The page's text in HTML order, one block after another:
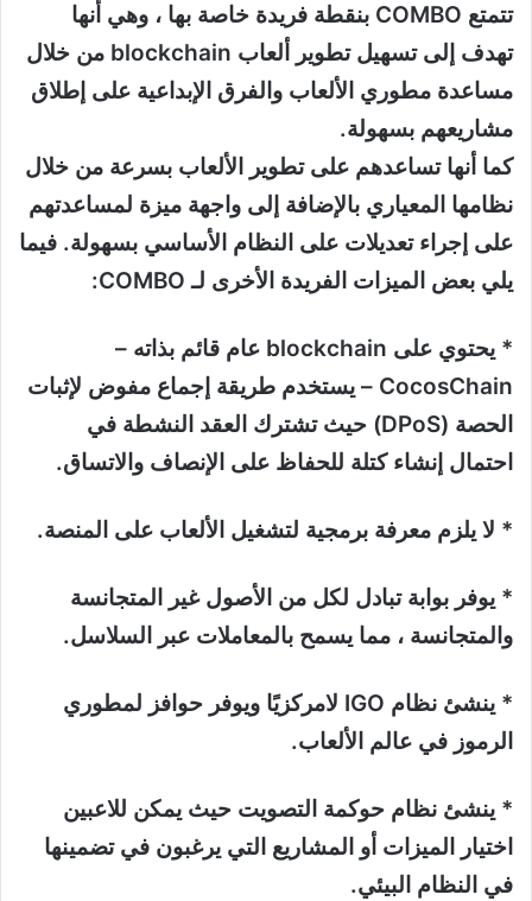
تتمتع COMBO بنقطة فريدة خاصة بها ، وهي أنها
تهدف إلى تسهيل تطوير ألعاب blockchain من خلال
مساعدة مطوري الألعاب والفرق الإبداعية على إطلاق
مشاريعهم بسهولة.
كما أنها تساعدهم على تطوير الألعاب بسرعة من خلال
نظامها المعياري بالإضافة إلى واجهة ميزة لمساعدتهم
على إجراء تعديلات على النظام الأساسي بسهولة. فيما
يلي بعض الميزات الفريدة الأخرى لـ COMBO:
* يحتوي على blockchain عام قائم بذاته –
CocosChain – يستخدم طريقة إجماع مفوض لإثبات
الحصة (DPoS) حيث تشترك العقد النشطة في
احتمال إنشاء كتلة للحفاظ على الإنصاف والاتساق.
* لا يلزم معرفة برمجية لتشغيل الألعاب على المنصة.
* يوفر بوابة تبادل لكل من الأصول غير المتجانسة
والمتجانسة ، مما يسمح بالمعاملات عبر السلاسل.
* ينشئ نظام IGO لامركزيًا ويوفر حوافز لمطوري
الرموز في عالم الألعاب.
* ينشئ نظام حوكمة التصويت حيث يمكن للاعبين
اختيار الميزات أو المشاريع التي يرغبون في تضمينها
في النظام البيئي.